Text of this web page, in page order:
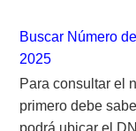
Buscar Número
2025
Para consultar el
primero debe
podrá ubicar el